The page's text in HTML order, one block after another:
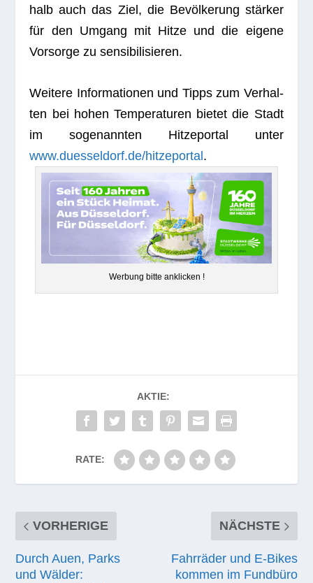
halb auch das Ziel, die Bevöl­ke­rung stär­ker
für den Umgang mit Hitze und die eigene
Vor­sorge zu sensibilisieren.
Wei­tere Infor­ma­tio­nen und Tipps zum Ver­hal­
ten bei hohen Tem­pe­ra­tu­ren bie­tet die Stadt
im soge­nann­ten Hit­ze­por­tal unter
www.duesseldorf.de/hitzeportal .
Wer­bung bitte anklicken !
AKTIE:
RATE:
VORHERIGE
Durch Auen, Parks
und Wälder:
NÄCHSTE
Fahrräder und E‑Bikes
kommen im Fundbüro